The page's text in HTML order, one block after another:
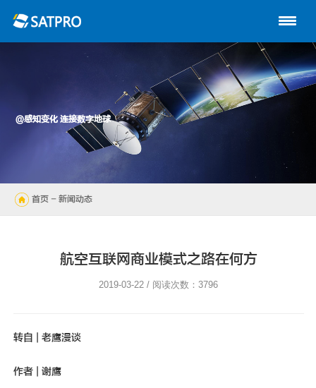
关于星展
动中通系列
@感知变化 连接数字地球
首页 - 新闻动态
航空互联网商业模式之路在何方
2019-03-22 / 阅读次数：3796
转自 | 老鹰漫谈
作者 | 谢鹰